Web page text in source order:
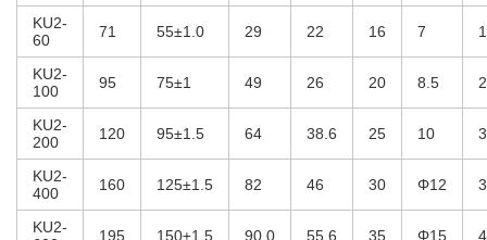
KU2-
60
71 55±1.0 29 22 16 7
KU2-
100
95 75±1 49 26 20 8.5
KU2-
200
120 95±1.5 64 38.6 25 10
KU2-
400
160 125±1.5 82 46 30 Φ12
KU2-
195 150±1.5 90.0 55.6 35 Φ15